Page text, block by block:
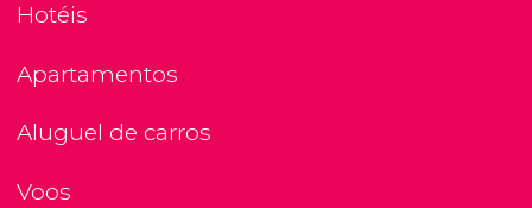
Hotéis
Apartamentos
Aluguel de carros
Voos